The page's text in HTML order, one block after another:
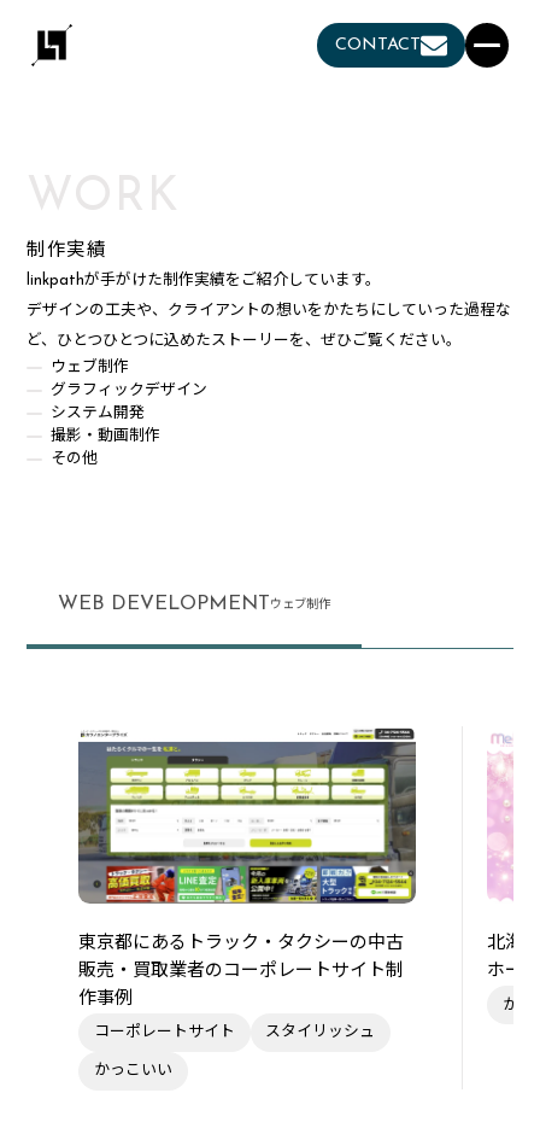
CONTACT
制作実績
WORK
linkpathが手がけた制作実績をご紹介しています。
デザインの工夫や、クライアントの想いをかたちにしていった過程な
ど、ひとつひとつに込めたストーリーを、ぜひご覧ください。
ウェブ制作
グラフィックデザイン
システム開発
撮影・動画制作
その他
WEB DEVELOPMENT ウェブ制作
東京都にあるトラック・タクシーの中古
販売・買取業者のコーポレートサイト制
作事例
コーポレートサイト スタイリッシュ
かっこいい
北海
ホー
かわ